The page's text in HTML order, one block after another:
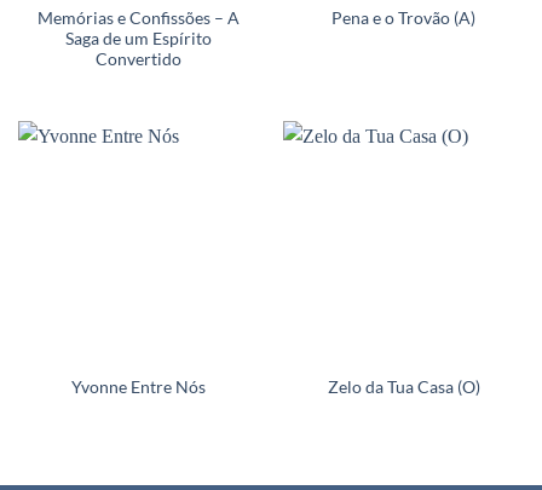
Memórias e Confissões – A
Saga de um Espírito
Convertido
Pena e o Trovão (A)
Yvonne Entre Nós Zelo da Tua Casa (O)